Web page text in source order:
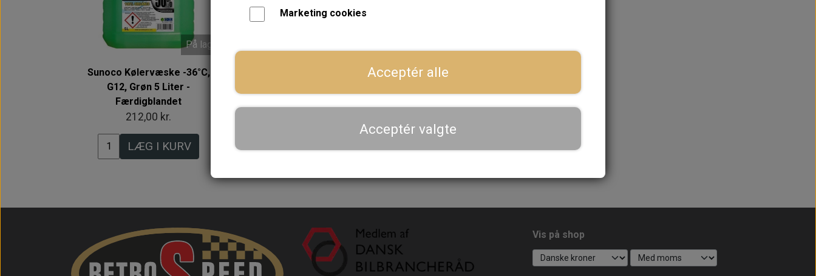
På lager
Sunoco Kølervæske -36°C,
G12, Grøn 5 Liter -
Færdigblandet
212,00 kr.
LÆG I KURV
Vis på shop
Marketing cookies
Acceptér alle
Acceptér valgte